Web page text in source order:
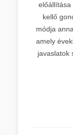
előállítása
kellő
módja
amely
javaslatok